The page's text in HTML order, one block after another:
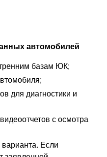
автомобилей
базам ЮК;
для диагностики и
с осмотра
Если